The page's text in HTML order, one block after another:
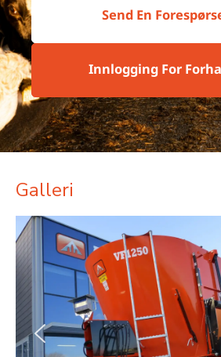
Send En
Innlogging For
Galleri